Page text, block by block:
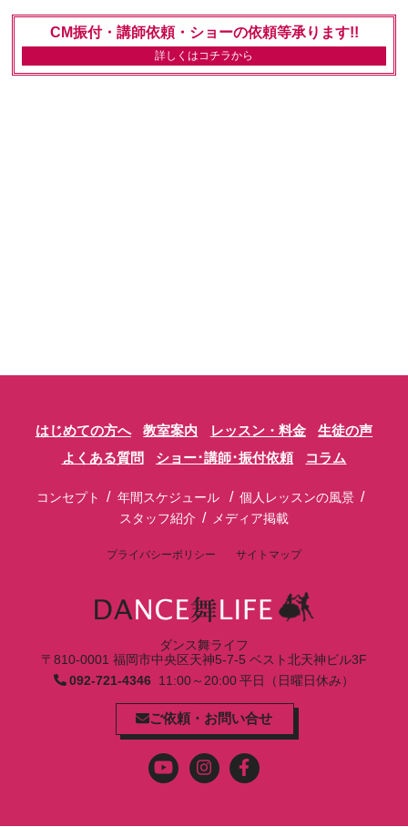
CM振付・講師依頼・ショーの依頼等承ります!!
詳しくはコチラから
はじめての方へ 教室案内 レッスン・料金
生徒の声
よくある質問
ショー･講師･振付依頼 コラム
コンセプト / 年間スケジュール / 個人レッスンの風景 /
スタッフ紹介 / メディア掲載
プライバシーポリシー サイトマップ
ダンス舞ライフ
〒810-0001 福岡市中央区天神5-7-5 ベスト北天神ビル3F
092-721-434611:00～20:00 平日（日曜日休み）
ご依頼・お問い合せ